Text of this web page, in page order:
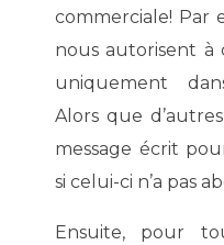
commerciale! Par
nous autorisent à
uniquement
Alors que
message écrit
si celui-ci n’a pas
Ensuite, pour